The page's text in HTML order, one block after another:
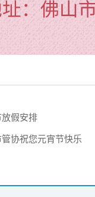
假安排
协祝您元宵节快乐